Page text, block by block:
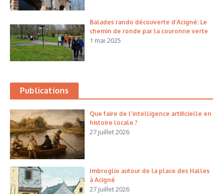
Balades rando découverte d’Acigné: Le
chemin de ronde par la couronne verte
1 mai 2025
Publications
Que faire de l’intelligence artificielle en
histoire locale ?
27 juillet 2026
Imbroglio autour de la place des Halles
à Acigné
27 juillet 2026